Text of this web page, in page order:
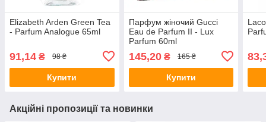
Elizabeth Arden Green Tea
- Parfum Analogue 65ml
91,14 ₴ 98 ₴
Купити
Парфум жіночий Gucci
Eau de Parfum II - Lux
Parfum 60ml
145,20₴ 165 ₴
Купити
Акційні пропозиції та новинки